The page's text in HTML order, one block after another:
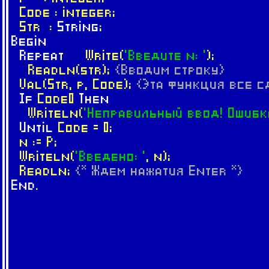
Code : integer;
Str : String;
Begin
Repeat
Write('Введите n: ');
Readln(str); {Вводим строку}
Val(Str, p, Code); {Эта функция все
If Code0 Then
Writeln('Неправильный ввод!
Until Code = 0;
n := P;
Writeln('Введено: ', n);
Readln; {* Ждем нажатия Enter *}
End.